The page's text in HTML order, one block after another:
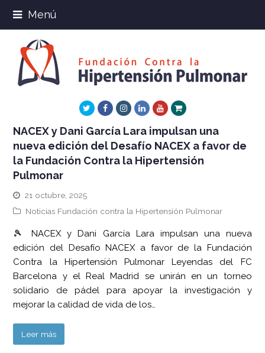
Menú
TwitterFacebookInstagram
LinkedInYoutube
Xing
NACEX y Dani García Lara impulsan una
nueva edición del Desafío NACEX a favor de
la Fundación Contra la Hipertensión
Pulmonar
21 octubre, 2025
Noticias Fundación contra la Hipertensión Pulmonar
🎾 NACEX y Dani García Lara impulsan una nueva
edición del Desafío NACEX a favor de la Fundación
Contra la Hipertensión Pulmonar Leyendas del FC
Barcelona y el Real Madrid se unirán en un torneo
solidario de pádel para apoyar la investigación y
mejorar la calidad de vida de los…
Leer más